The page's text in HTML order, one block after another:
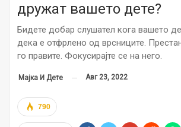
дружат вашето дете?
Бидете добар слушател кога вашето
дека е отфрлено од врсниците.
го правите. Фокусирајте се на него.
Мајка И Дете Авг 23, 2022
790